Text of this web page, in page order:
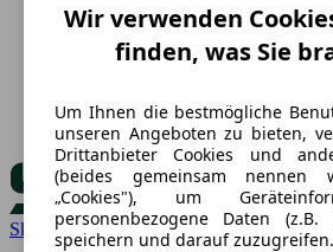
Skoda
Wir verwenden
finden, was Sie
Um Ihnen die bestmögliche
unseren Angeboten zu bieten,
Drittanbieter Cookies und
(beides gemeinsam nennen
„Cookies"), um
personenbezogene Daten
speichern und darauf zuzugreifen.